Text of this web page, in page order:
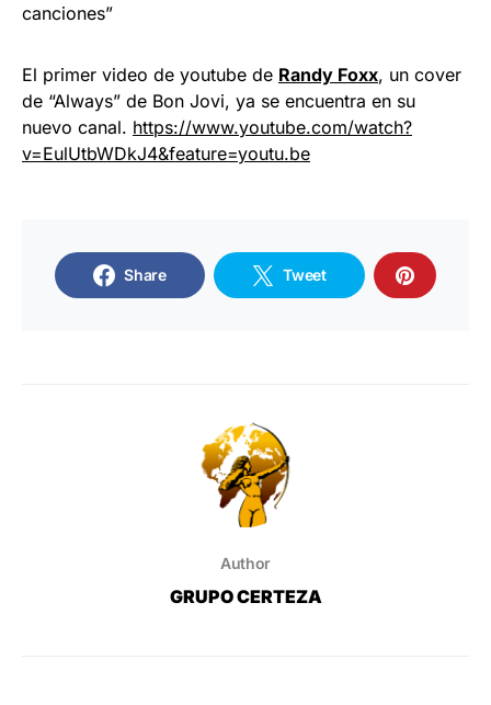
canciones”
El primer video de youtube de Randy Foxx, un cover
de “Always” de Bon Jovi, ya se encuentra en su
nuevo canal. https://www.youtube.com/watch?
v=EulUtbWDkJ4&feature=youtu.be
Share Tweet
Author
GRUPO CERTEZA